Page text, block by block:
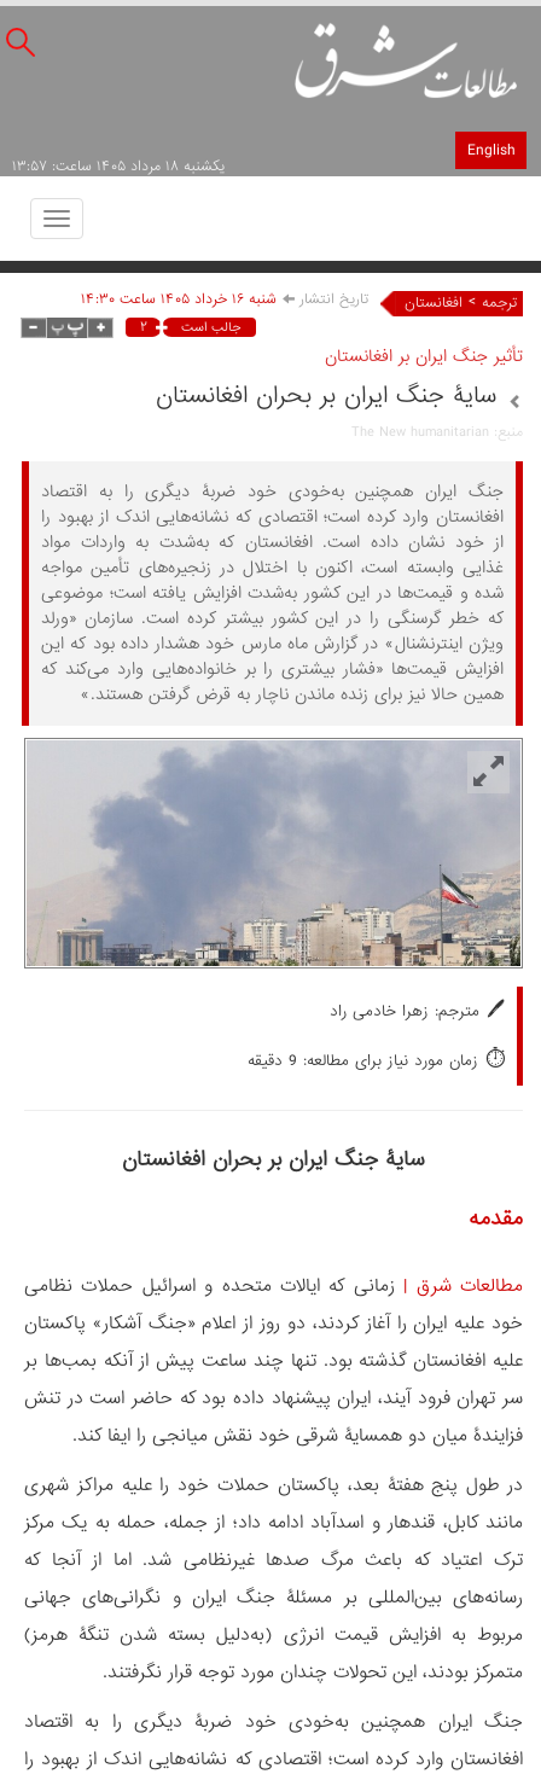
English
يکشنبه ۱۸ مرداد ۱۴۰۵ ساعت: ۱۳:۵۷
Toggle
ترجمه > افغانستان تاریخ انتشار شنبه ۱۶ خرداد ۱۴۰۵ ساعت ۱۴:۳۰
جالب است ۲
تأثیر جنگ ایران بر افغانستان
سایۀ جنگ ایران بر بحران افغانستان
منبع: The New humanitarian
جنگ ایران همچنین به‌خودی خود ضربۀ دیگری را به اقتصاد
افغانستان وارد کرده است؛ اقتصادی که نشانه‌هایی اندک از بهبود را
از خود نشان داده است. افغانستان که به‌شدت به واردات مواد
غذایی وابسته است، اکنون با اختلال در زنجیره‌های تأمین مواجه
شده و قیمت‌ها در این کشور به‌شدت افزایش یافته‌ است؛ موضوعی
که خطر گرسنگی را در این کشور بیشتر کرده است. سازمان «ورلد
ویژن اینترنشنال» در گزارش ماه مارس خود هشدار داده بود که این
افزایش قیمت‌ها «فشار بیشتری را بر خانواده‌هایی وارد می‌کند که
همین حالا نیز برای زنده ماندن ناچار به قرض گرفتن هستند.»
🖊️ مترجم: زهرا خادمی راد
⏱️ زمان مورد نیاز برای مطالعه: 9 دقیقه
سایۀ جنگ ایران بر بحران افغانستان
مقدمه
مطالعات شرق | زمانی که ایالات متحده و اسرائیل حملات نظامی
خود علیه ایران را آغاز کردند، دو روز از اعلام «جنگ آشکار» پاکستان
علیه افغانستان گذشته بود. تنها چند ساعت پیش از آنکه بمب‌ها بر
سر تهران فرود آیند، ایران پیشنهاد داده بود که حاضر است در تنش
فزایندۀ میان دو همسایۀ شرقی خود نقش میانجی را ایفا کند.
در طول پنج هفتۀ بعد، پاکستان حملات خود را علیه مراکز شهری
مانند کابل، قندهار و اسدآباد ادامه داد؛ از جمله، حمله‌ به یک مرکز
ترک اعتیاد که باعث مرگ صدها غیرنظامی شد. اما از آنجا که
رسانه‌های بین‌المللی بر مسئلۀ جنگ ایران و نگرانی‌های جهانی
مربوط به افزایش قیمت انرژی (به‌دلیل بسته شدن تنگۀ هرمز)
متمرکز بودند، این تحولات چندان مورد توجه قرار نگرفتند.
جنگ ایران همچنین به‌خودی خود ضربۀ دیگری را به اقتصاد
افغانستان وارد کرده است؛ اقتصادی که نشانه‌هایی اندک از بهبود را